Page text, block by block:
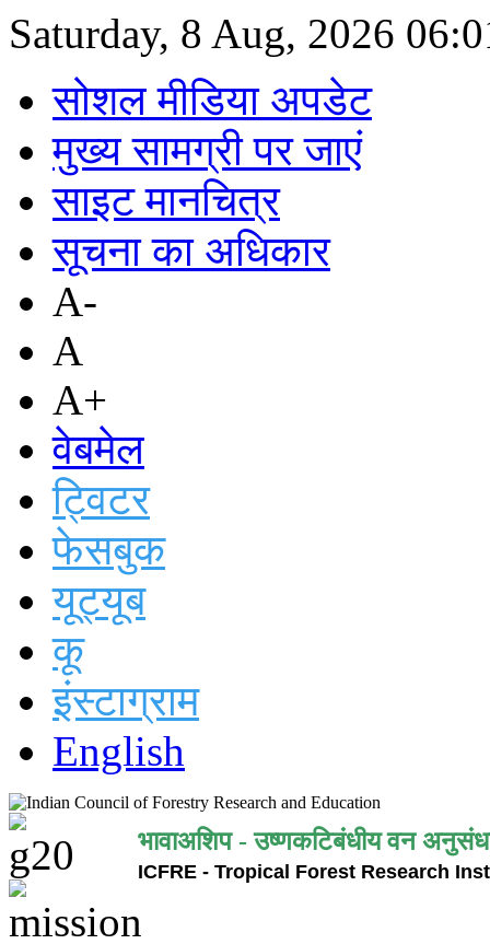
Saturday, 8 Aug, 2026
सोशल मीडिया अपडेट
मुख्य सामग्री पर जाएं
साइट मानचित्र
सूचना का अधिकार
A-
A
A+
वेबमेल
ट्विटर
फेसबुक
यूट्यूब
कू
इंस्टाग्राम
English
भावाअशिप - उष्णकटिबंधीय वन
ICFRE - Tropical Forest Research